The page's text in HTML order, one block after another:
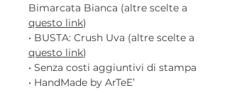
Bimarcata Bianca (altre scelte a
questo link)
• BUSTA: Crush Uva (altre scelte a
questo link)
• Senza costi aggiuntivi di stampa
• HandMade by ArTeE’